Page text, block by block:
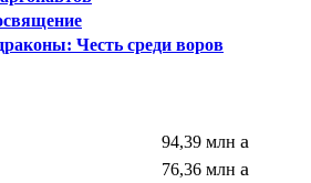
Честь среди воров
94,39 млн a
76,36 млн a